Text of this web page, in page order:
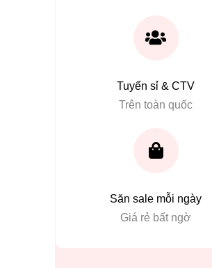
Tuyển sỉ & CTV
Trên toàn quốc
Săn sale mỗi ngày
Giá rẻ bất ngờ